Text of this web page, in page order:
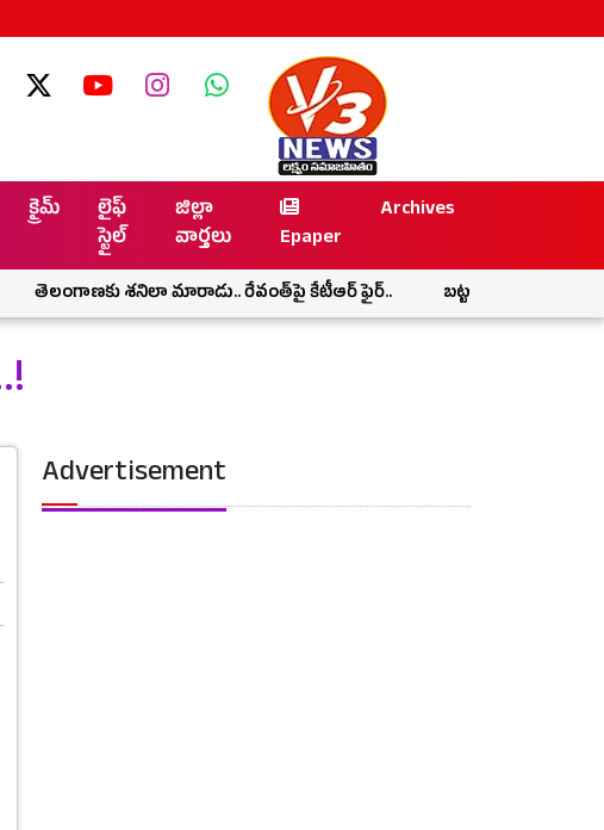
క్రైమ్
లైఫ్
స్టైల్
జిల్లా
వార్తలు
Epaper
Archives
తెలంగాణకు శనిలా మారాడు.. రేవంత్‌పై కేటీఆర్ ఫైర్.. బట్ట కాల్చి నాపై వేస్తే
Advertisement